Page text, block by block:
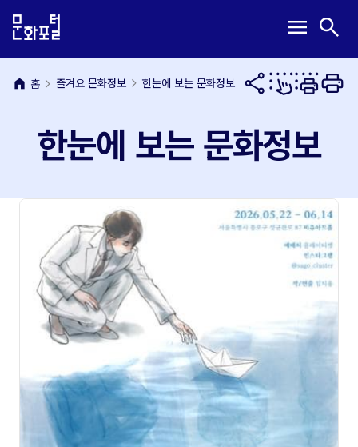
문
내
용
메
뉴
바
메
열
기
menu 검
열
기
search
home 홈 즐겨요 문화정보 한눈에 보는 문화정보
한눈에 보는 문화정보